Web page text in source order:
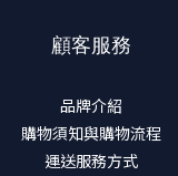
顧客服務
品牌介紹
購物須知與購物流程
運送服務方式